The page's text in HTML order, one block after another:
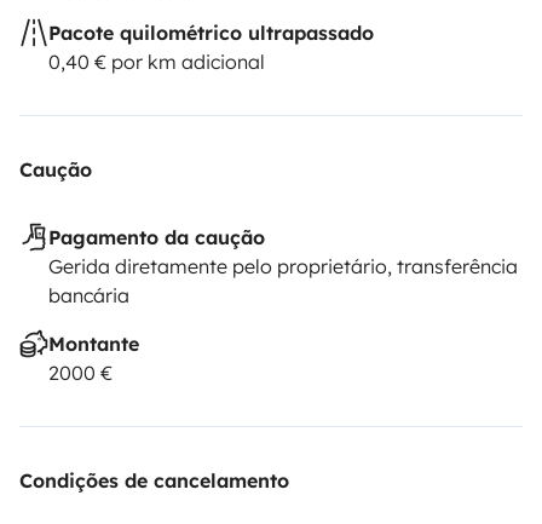
Pacote quilométrico ultrapassado
0,40 € por km adicional
Caução
Pagamento da caução
Gerida diretamente pelo proprietário, transferência
bancária
Montante
2000 €
Condições de cancelamento